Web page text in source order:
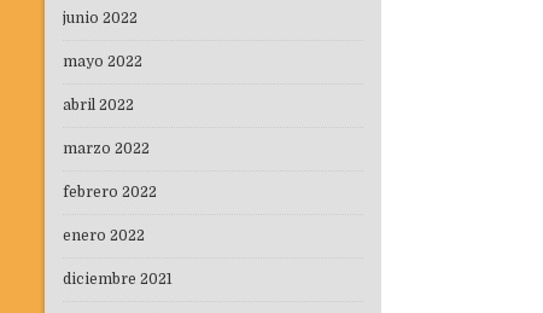
junio 2022
mayo 2022
abril 2022
marzo 2022
febrero 2022
enero 2022
diciembre 2021